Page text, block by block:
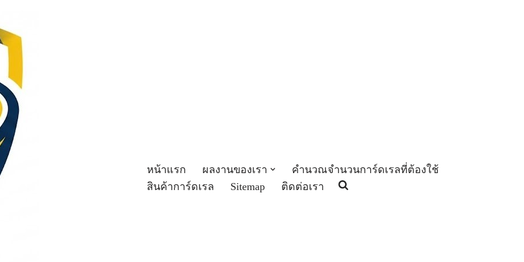
หน้าแรก ผลงานของเรา
คำนวณจำนวนการ์ดเรลที่ต้องใช้
สินค้าการ์ดเรล
Sitemap ติดต่อเรา